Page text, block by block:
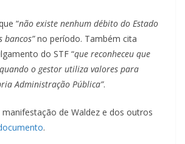
“não existe nenhum débito do Estado
bancos”no período. Também cita
do STF “que reconheceu que
o gestor utiliza valores para
Administração Pública”.
manifestação de Waldez e dos outros
.